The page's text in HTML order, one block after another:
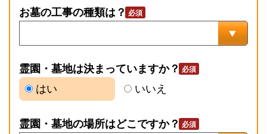
お墓の工事の種類は？
霊園・墓地は決まっていますか？
はい
いいえ
霊園・墓地の場所はどこですか？